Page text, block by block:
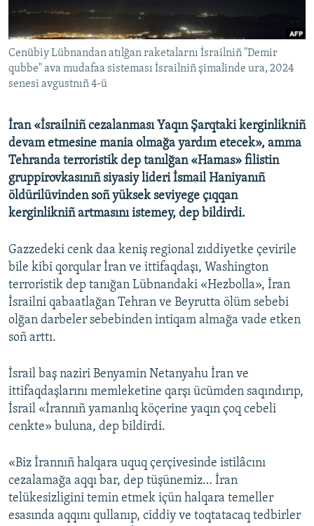
QOŞULIÑIZ!
RFE/RS bütün saytları
Cenübiy Lübnandan atılğan raketalarnı İsrailniñ "Demir
qubbe" ava mudafaa sisteması İsrailniñ şimalinde ura, 2024
senesi avgustnıñ 4-ü
İran «İsrailniñ cezalanması Yaqın Şarqtaki kerginlikniñ
devam etmesine mania olmağa yardım etecek», amma
Tehranda terroristik dep tanılğan «Hamas» filistin
gruppirovkasınıñ siyasiy lideri İsmail Haniyanıñ
öldürilüvinden soñ yüksek seviyege çıqqan
kerginlikniñ artmasını istemey, dep bildirdi.
Gazzedeki cenk daa keniş regional zıddiyetke çevirile
bile kibi qorqular İran ve ittifaqdaşı, Washington
terroristik dep tanığan Lübnandaki «Hezbolla», İran
İsrailni qabaatlağan Tehran ve Beyrutta ölüm sebebi
olğan darbeler sebebinden intiqam almağa vade etken
soñ arttı.
İsrail baş naziri Benyamin Netanyahu İran ve
ittifaqdaşlarını memleketine qarşı ücümden saqındırıp,
İsrail «İrannıñ yamanlıq köçerine yaqın çoq cebeli
cenkte» buluna, dep bildirdi.
«Biz İrannıñ halqara uquq çerçivesinde istilâcını
cezalamağa aqqı bar, dep tüşünemiz… İran
telükesizligini temin etmek içün halqara temeller
esasında aqqını qullanıp, ciddiy ve toqtatacaq tedbirler